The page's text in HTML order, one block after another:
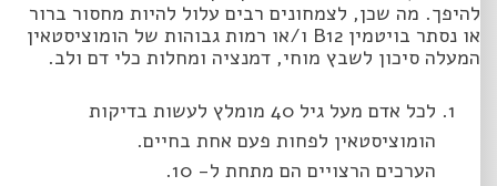
להיפך. מה שכן, לצמחונים רבים עלול להיות מחסור ברור
או נסתר בויטמין B12 ו/או רמות גבוהות של הומוציסטאין
המעלה סיכון לשבץ מוחי, דמנציה ומחלות כלי דם ולב.
לכל אדם מעל גיל 40 מומלץ לעשות בדיקות
הומוציסטאין לפחות פעם אחת בחיים.
הערכים הרצויים הם מתחת ל- 10.